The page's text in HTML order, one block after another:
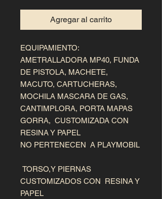
Agregar al carrito
EQUIPAMIENTO:
AMETRALLADORA MP40, FUNDA
DE PISTOLA, MACHETE,
MACUTO, CARTUCHERAS,
MOCHILA MASCARA DE GAS,
CANTIMPLORA, PORTA MAPAS
GORRA,  CUSTOMIZADA CON
RESINA Y PAPEL
NO PERTENECEN  A PLAYMOBIL
CUSTOMIZADOS CON  RESINA Y
PAPEL